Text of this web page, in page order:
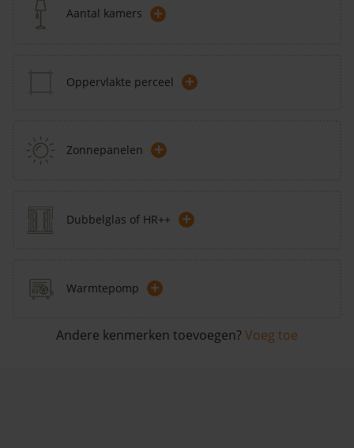
Aantal kamers +
Oppervlakte perceel +
Zonnepanelen +
Dubbelglas of HR++ +
Warmtepomp +
Andere kenmerken toevoegen? Voeg toe